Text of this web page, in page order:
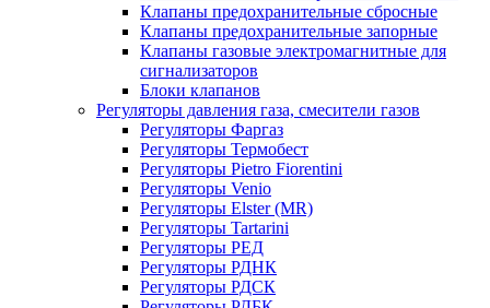
Клапаны предохранительные сбросные
Клапаны предохранительные запорные
Клапаны газовые электромагнитные для
сигнализаторов
Блоки клапанов
Регуляторы давления газа, смесители газов
Регуляторы Фаргаз
Регуляторы Термобест
Регуляторы Pietro Fiorentini
Регуляторы Venio
Регуляторы Elster (MR)
Регуляторы Tartarini
Регуляторы РЕД
Регуляторы РДНК
Регуляторы РДСК